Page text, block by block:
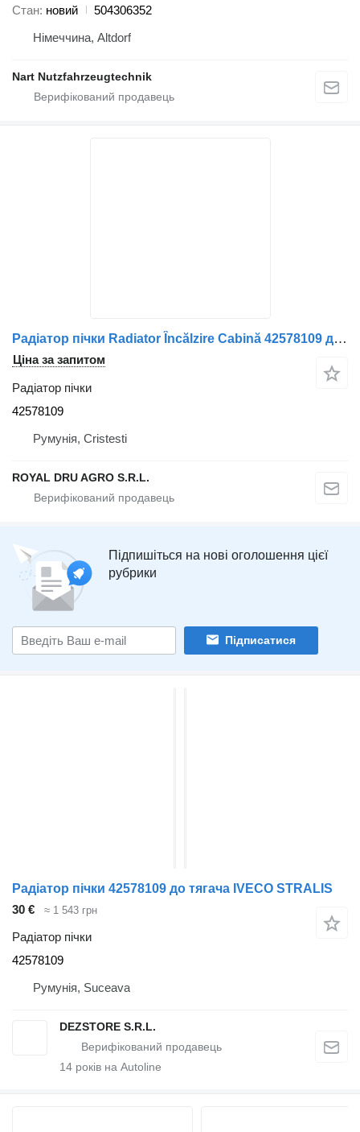
Стан новий
504306352
Німеччина, Altdorf
Nart Nutzfahrzeugtechnik
Радіатор пічки Radiator Încălzire Cabină 42578109 до вантажівки IVECO – Dimensiuni: 32cm x 16cm
Ціна за запитом
Радіатор пічки
42578109
Румунія, Cristesti
ROYAL DRU AGRO S.R.L.
Підпишіться на нові оголошення цієї
рубрики
Підписатися
Радіатор пічки 42578109 до тягача IVECO STRALIS
30 €
≈ 1 543 грн
Радіатор пічки
42578109
Румунія, Suceava
DEZSTORE S.R.L.
14 років на Autoline